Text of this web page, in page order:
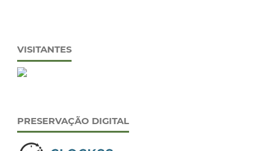
VISITANTES
PRESERVAÇÃO DIGITAL